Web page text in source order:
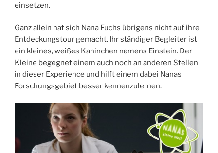
einsetzen.
Ganz allein hat sich Nana Fuchs übrigens nicht auf ihre
Entdeckungstour gemacht. Ihr ständiger Begleiter ist
ein kleines, weißes Kaninchen namens Einstein. Der
Kleine begegnet einem auch noch an anderen Stellen
in dieser Experience und hilft einem dabei Nanas
Forschungsgebiet besser kennenzulernen.